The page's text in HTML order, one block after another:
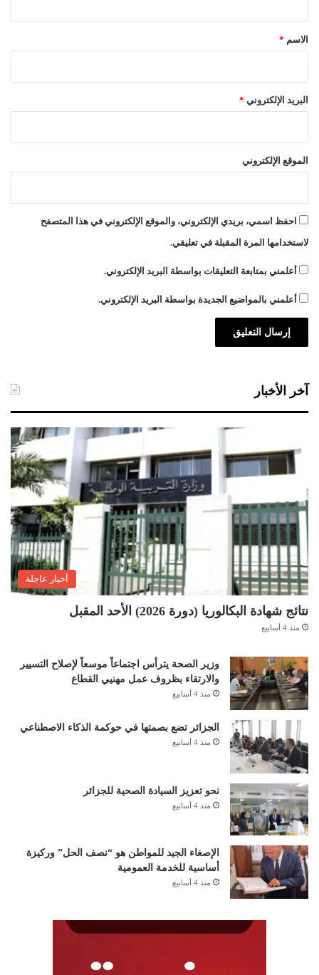
*الاسم *
البريد الإلكتروني *
الموقع الإلكتروني
احفظ اسمي، بريدي الإلكتروني، والموقع الإلكتروني في هذا المتصفح
لاستخدامها المرة المقبلة في تعليقي.
أعلمني بمتابعة التعليقات بواسطة البريد الإلكتروني.
أعلمني بالمواضيع الجديدة بواسطة البريد الإلكتروني.
آخر الأخبار
أخبار عاجلة
نتائج شهادة البكالوريا (دورة 2026) الأحد المقبل
منذ 4 أسابيع
وزير الصحة يترأس اجتماعاً موسعاً لإصلاح التسيير
والارتقاء بظروف عمل مهنيي القطاع
منذ 4 أسابيع
الجزائر تضع بصمتها في حوكمة الذكاء الاصطناعي
منذ 4 أسابيع
نحو تعزيز السيادة الصحية للجزائر
منذ 4 أسابيع
الإصغاء الجيد للمواطن هو “نصف الحل” وركيزة
أساسية للخدمة العمومية
منذ 4 أسابيع